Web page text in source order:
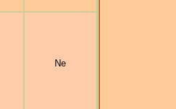
Ne